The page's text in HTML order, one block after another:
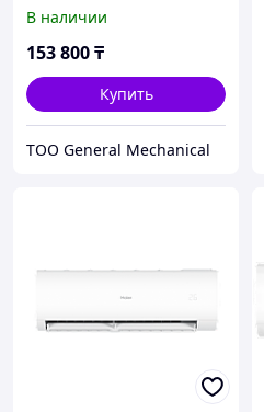
On-Off HAIER
В наличии
153 800₸
Купить
ТОО General Mechanical